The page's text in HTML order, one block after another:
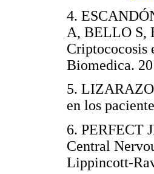
4.
A, BELLO S,
Criptococosis
Biomedica.
5.
en los
6. PERFECT
Central
Lippincott-